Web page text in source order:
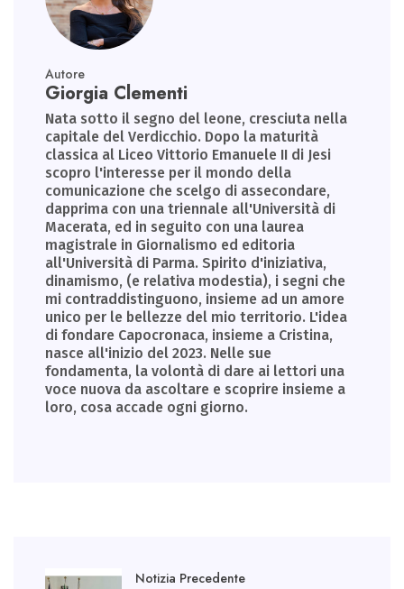
Autore
Giorgia Clementi
Nata sotto il segno del leone, cresciuta nella
capitale del Verdicchio. Dopo la maturità
classica al Liceo Vittorio Emanuele II di Jesi
scopro l'interesse per il mondo della
comunicazione che scelgo di assecondare,
dapprima con una triennale all'Università di
Macerata, ed in seguito con una laurea
magistrale in Giornalismo ed editoria
all'Università di Parma. Spirito d'iniziativa,
dinamismo, (e relativa modestia), i segni che
mi contraddistinguono, insieme ad un amore
unico per le bellezze del mio territorio. L'idea
di fondare Capocronaca, insieme a Cristina,
nasce all'inizio del 2023. Nelle sue
fondamenta, la volontà di dare ai lettori una
voce nuova da ascoltare e scoprire insieme a
loro, cosa accade ogni giorno.
Notizia Precedente